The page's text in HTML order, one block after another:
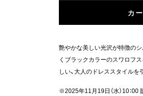
カ
艶やかな美しい光沢が特徴の
くブラックカラーのスワロフ
しい、大人のドレススタイルを
※2025年11月19日（水）10：00